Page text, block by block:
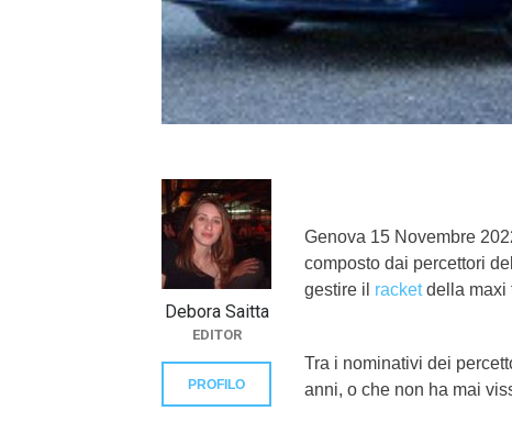
Genova 15 Novembre
composto dai percettori
gestire il racketdella maxi
Tra i nominativi dei
anni, o che non ha mai
Debora Saitta
EDITOR
PROFILO